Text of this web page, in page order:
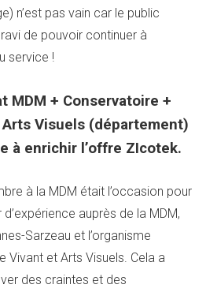
n’est pas vain car le public
de pouvoir continuer à
service !
MDM + Conservatoire +
Visuels (département)
à enrichir l’offre ZIcotek.
à la MDM était l’occasion pour
auprès de la MDM,
Sarzeau et l’organisme
Vivant et Arts Visuels. Cela a
des craintes et des